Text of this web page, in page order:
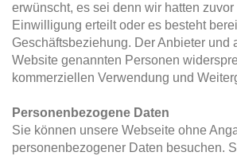
erwünscht, es sei denn wir hatten
Einwilligung erteilt oder es besteht
Geschäftsbeziehung. Der Anbieter und
Website genannten Personen
kommerziellen Verwendung und
Personenbezogene Daten
Sie können unsere Webseite ohne
personenbezogener Daten besuchen.